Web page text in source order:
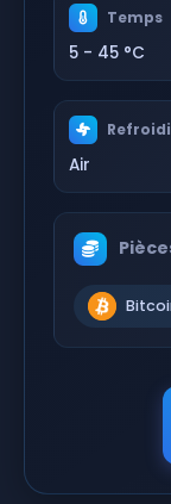
Temps
5 - 45 °C
Air